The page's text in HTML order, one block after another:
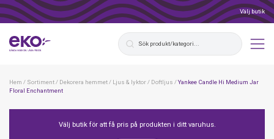
Välj butik
Hem / Sortiment/ Dekorera hemmet/ Ljus & lyktor/ Doftljus /Yankee Candle Hi Medium Jar
Floral Enchantment
Välj butik för att få pris på produkten i ditt varuhus.